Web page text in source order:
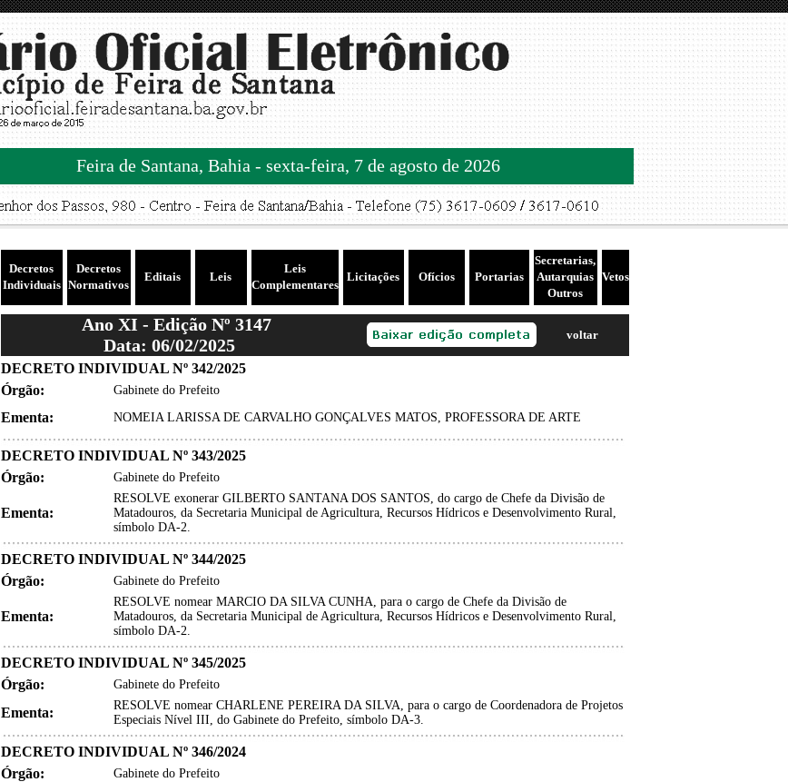
Feira de Santana, Bahia - sexta-feira, 7 de agosto de 2026
Decretos
Individuais
Decretos
Normativos
Editais Leis
Leis
Complementares
Licitações Ofícios Portarias
Secretarias,
Autarquias
Outros
Vetos
Ano XI - Edição Nº 3147
Data: 06/02/2025
voltar
DECRETO INDIVIDUAL Nº 342/2025
Órgão:
Gabinete do Prefeito
Ementa: NOMEIA LARISSA DE CARVALHO GONÇALVES MATOS, PROFESSORA DE ARTE
DECRETO INDIVIDUAL Nº 343/2025
Órgão:
Gabinete do Prefeito
Ementa:
RESOLVE exonerar GILBERTO SANTANA DOS SANTOS, do cargo de Chefe da Divisão de
Matadouros, da Secretaria Municipal de Agricultura, Recursos Hídricos e Desenvolvimento Rural,
símbolo DA-2.
DECRETO INDIVIDUAL Nº 344/2025
Órgão:
Gabinete do Prefeito
Ementa:
RESOLVE nomear MARCIO DA SILVA CUNHA, para o cargo de Chefe da Divisão de
Matadouros, da Secretaria Municipal de Agricultura, Recursos Hídricos e Desenvolvimento Rural,
símbolo DA-2.
DECRETO INDIVIDUAL Nº 345/2025
Órgão:
Gabinete do Prefeito
Ementa:
RESOLVE nomear CHARLENE PEREIRA DA SILVA, para o cargo de Coordenadora de Projetos
Especiais Nível III, do Gabinete do Prefeito, símbolo DA-3.
DECRETO INDIVIDUAL Nº 346/2024
Órgão:
Gabinete do Prefeito